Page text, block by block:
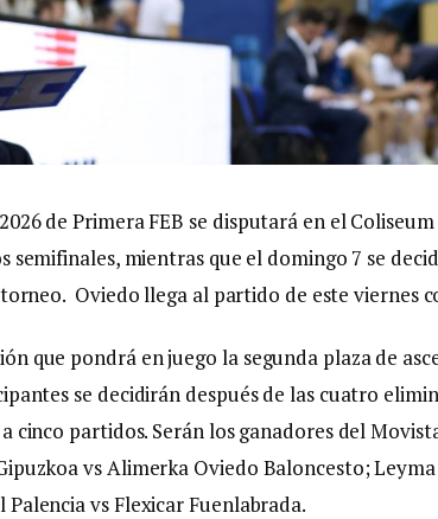
de Primera FEB se disputará en el
semifinales, mientras que el domingo 7 se
Oviedo llega al partido de este viernes
que pondrá en juego la segunda plaza de
se decidirán después de las cuatro
cinco partidos. Serán los ganadores del
vs Alimerka Oviedo Baloncesto;
Palencia vs Flexicar Fuenlabrada.